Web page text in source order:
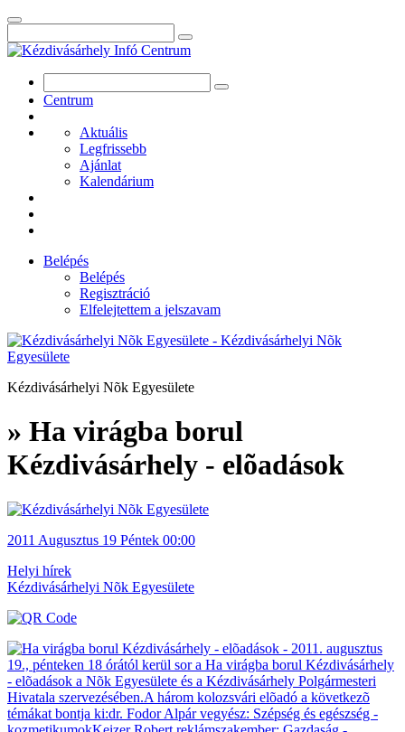
Centrum
Aktuális
Legfrissebb
Ajánlat
Kalendárium
Belépés
Belépés
Regisztráció
Elfelejtettem a jelszavam
Kézdivásárhelyi Nõk Egyesülete
» Ha virágba borul
Kézdivásárhely - elõadások
2011 Augusztus 19 Péntek 00:00
Helyi hírek
Kézdivásárhelyi Nõk Egyesülete